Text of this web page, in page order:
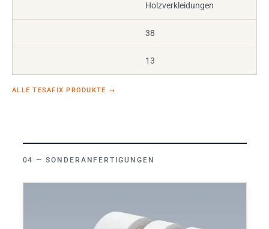
Holzverkleidungen
38
13
ALLE TESAFIX PRODUKTE →
SONDERANFERTIGUNGEN